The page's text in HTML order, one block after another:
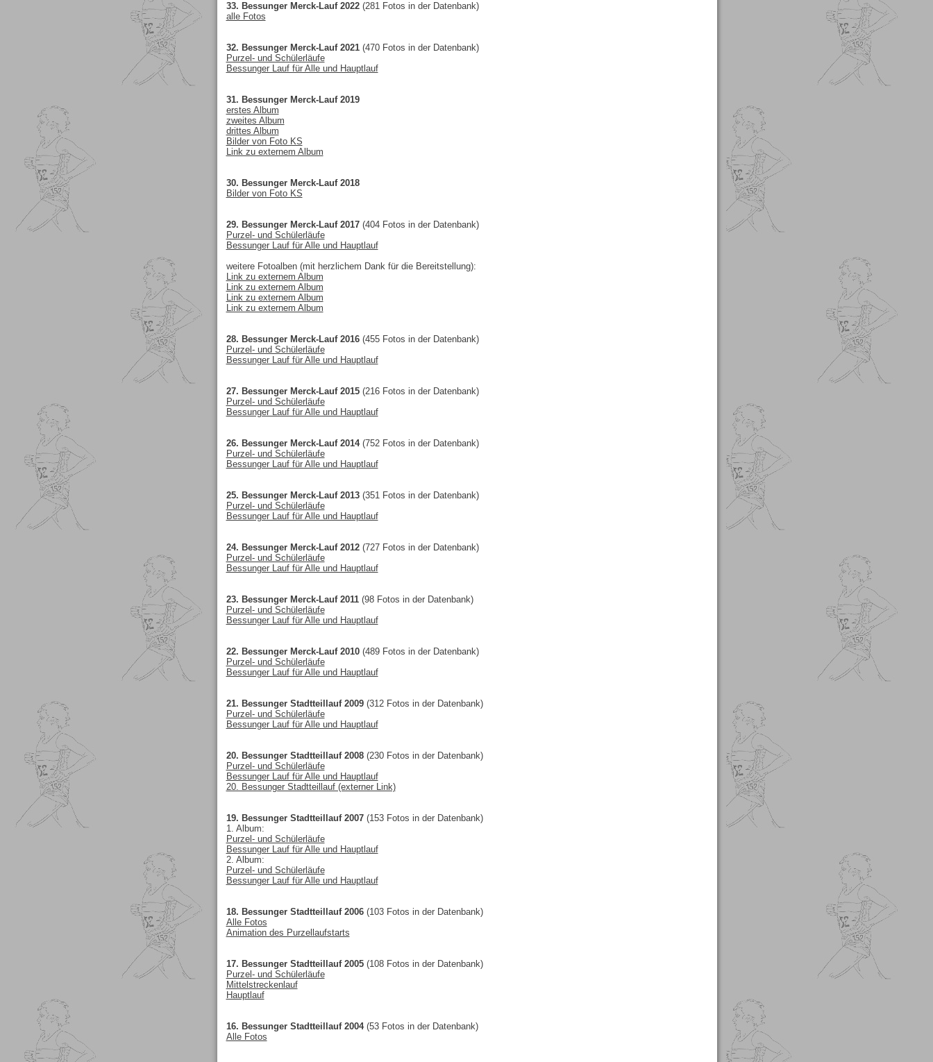
33. Bessunger Merck-Lauf 2022(281 Fotos in der Datenbank)
alle Fotos
32. Bessunger Merck-Lauf 2021(470 Fotos in der Datenbank)
Purzel- und Schülerläufe
Bessunger Lauf für Alle und Hauptlauf
31. Bessunger Merck-Lauf 2019
erstes Album
zweites Album
drittes Album
Bilder von Foto KS
Link zu externem Album
30. Bessunger Merck-Lauf 2018
Bilder von Foto KS
29. Bessunger Merck-Lauf 2017(404 Fotos in der Datenbank)
Purzel- und Schülerläufe
Bessunger Lauf für Alle und Hauptlauf
weitere Fotoalben (mit herzlichem Dank für die Bereitstellung):
Link zu externem Album
Link zu externem Album
Link zu externem Album
Link zu externem Album
28. Bessunger Merck-Lauf 2016(455 Fotos in der Datenbank)
Purzel- und Schülerläufe
Bessunger Lauf für Alle und Hauptlauf
27. Bessunger Merck-Lauf 2015(216 Fotos in der Datenbank)
Purzel- und Schülerläufe
Bessunger Lauf für Alle und Hauptlauf
26. Bessunger Merck-Lauf 2014(752 Fotos in der Datenbank)
Purzel- und Schülerläufe
Bessunger Lauf für Alle und Hauptlauf
25. Bessunger Merck-Lauf 2013(351 Fotos in der Datenbank)
Purzel- und Schülerläufe
Bessunger Lauf für Alle und Hauptlauf
24. Bessunger Merck-Lauf 2012(727 Fotos in der Datenbank)
Purzel- und Schülerläufe
Bessunger Lauf für Alle und Hauptlauf
23. Bessunger Merck-Lauf 2011(98 Fotos in der Datenbank)
Purzel- und Schülerläufe
Bessunger Lauf für Alle und Hauptlauf
22. Bessunger Merck-Lauf 2010(489 Fotos in der Datenbank)
Purzel- und Schülerläufe
Bessunger Lauf für Alle und Hauptlauf
21. Bessunger Stadtteillauf 2009(312 Fotos in der Datenbank)
Purzel- und Schülerläufe
Bessunger Lauf für Alle und Hauptlauf
20. Bessunger Stadtteillauf 2008(230 Fotos in der Datenbank)
Purzel- und Schülerläufe
Bessunger Lauf für Alle und Hauptlauf
20. Bessunger Stadtteillauf (externer Link)
19. Bessunger Stadtteillauf 2007(153 Fotos in der Datenbank)
1. Album:
Purzel- und Schülerläufe
Bessunger Lauf für Alle und Hauptlauf
2. Album:
Purzel- und Schülerläufe
Bessunger Lauf für Alle und Hauptlauf
18. Bessunger Stadtteillauf 2006(103 Fotos in der Datenbank)
Alle Fotos
Animation des Purzellaufstarts
17. Bessunger Stadtteillauf 2005(108 Fotos in der Datenbank)
Purzel- und Schülerläufe
Mittelstreckenlauf
Hauptlauf
16. Bessunger Stadtteillauf 2004(53 Fotos in der Datenbank)
Alle Fotos